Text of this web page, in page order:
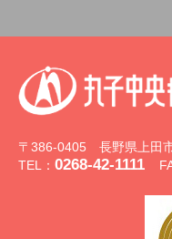
〒386-0405 長野県上田
TEL： 0268-42-1111